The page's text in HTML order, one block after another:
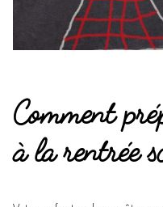
Comment
à la rentrée